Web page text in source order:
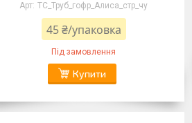
ТС_Труб_гофр_Алиса_стр_чу
45 ₴/упаковка
Під замовлення
Купити